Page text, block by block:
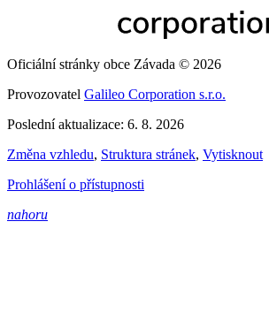
Oficiální stránky obce Závada © 2026
Provozovatel Galileo Corporation s.r.o.
Poslední aktualizace: 6. 8. 2026
Změna vzhledu, Struktura stránek, Vytisknout
Prohlášení o přístupnosti
nahoru